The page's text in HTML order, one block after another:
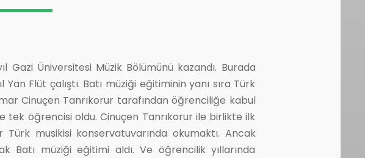
Gazi Üniversitesi Müzik Bölümünü kazandı. Burada
Flüt çalıştı. Batı müziği eğitiminin yanı sıra Türk
Cinuçen Tanrıkorur tarafından öğrenciliğe kabul
tek öğrencisi oldu. Cinuçen Tanrıkorur ile birlikte ilk
musikisi konservatuvarında okumaktı. Ancak
Batı müziği eğitimi aldı. Ve öğrencilik yıllarında